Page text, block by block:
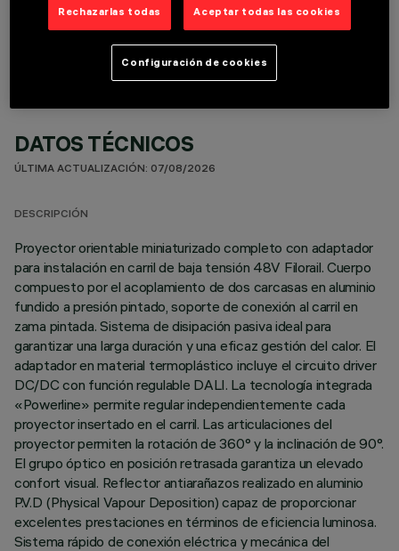
COMPONENTES OPCIONALES
DATOS TÉCNICOS
ÚLTIMA ACTUALIZACIÓN: 07/08/2026
DESCRIPCIÓN
Proyector orientable miniaturizado completo con adaptador
para instalación en carril de baja tensión 48V Filorail. Cuerpo
compuesto por el acoplamiento de dos carcasas en aluminio
fundido a presión pintado, soporte de conexión al carril en
zama pintada. Sistema de disipación pasiva ideal para
garantizar una larga duración y una eficaz gestión del calor. El
adaptador en material termoplástico incluye el circuito driver
DC/DC con función regulable DALI. La tecnología integrada
«Powerline» permite regular independientemente cada
proyector insertado en el carril. Las articulaciones del
proyector permiten la rotación de 360° y la inclinación de 90°.
El grupo óptico en posición retrasada garantiza un elevado
confort visual. Reflector antiarañazos realizado en aluminio
P.V.D (Physical Vapour Deposition) capaz de proporcionar
excelentes prestaciones en términos de eficiencia luminosa.
Sistema rápido de conexión eléctrica y mecánica del
Rechazarlas todas Aceptar todas las cookies
Configuración de cookies